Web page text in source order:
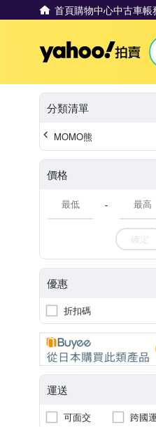
首頁購物中心中古車帳
分類清單
MOMO熊
價格
-
確定
優惠
折扣碼
運送
可面交 跨國